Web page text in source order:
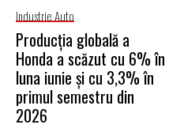
Industrie Auto
Producția globală a
Honda a scăzut cu 6% în
luna iunie și cu 3,3% în
primul semestru din
2026